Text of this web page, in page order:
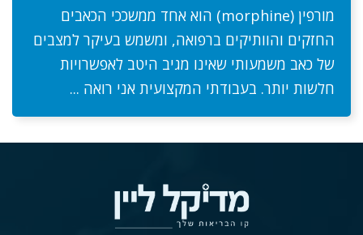
מורפין (morphine) הוא אחד ממשככי הכאבים
החזקים והוותיקים ברפואה, ומשמש בעיקר למצבים
של כאב משמעותי שאינו מגיב היטב לאפשרויות
חלשות יותר. בעבודתי המקצועית אני רואה ...